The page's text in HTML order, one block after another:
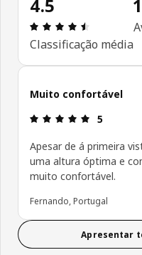
4.5
Classificação média
Muito confortável
5
Apesar de á primeira
uma altura óptima e
muito confortável.
Fernando, Portugal
Apresentar